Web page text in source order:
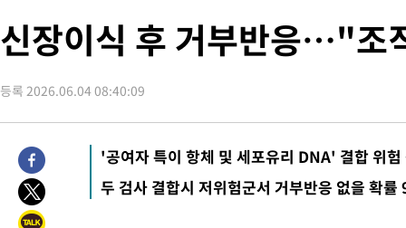
태
-17907초 전 >입추에도 극한더위…서울 낮 39도 '폭염중대경보'
-12871초 전 >
이란, 호르무즈서 "적국 목표물들"과 대치로 남부 케슘섬에서
례 큰 폭발음
-11586초 전 >[속보]美, 폴리실리콘 수입 규제…파생제품 15% 관세, 120일
-31495초 전 >
[속보] 7월 중국 수출 23.9%↑ 수입 27.5%↑…무역총액
25.3%↑
-28655초 전 >
[속보]'채상병 순직 책임' 임성근, 항소심도 징역 3년
-28521초 전 >
신장이식 후 거부반응…"조
등록 2026.06.04 08:40:09
'공여자 특이 항체 및 세포유리 DNA' 결합 위험
두 검사 결합시 저위험군서 거부반응 없을 확